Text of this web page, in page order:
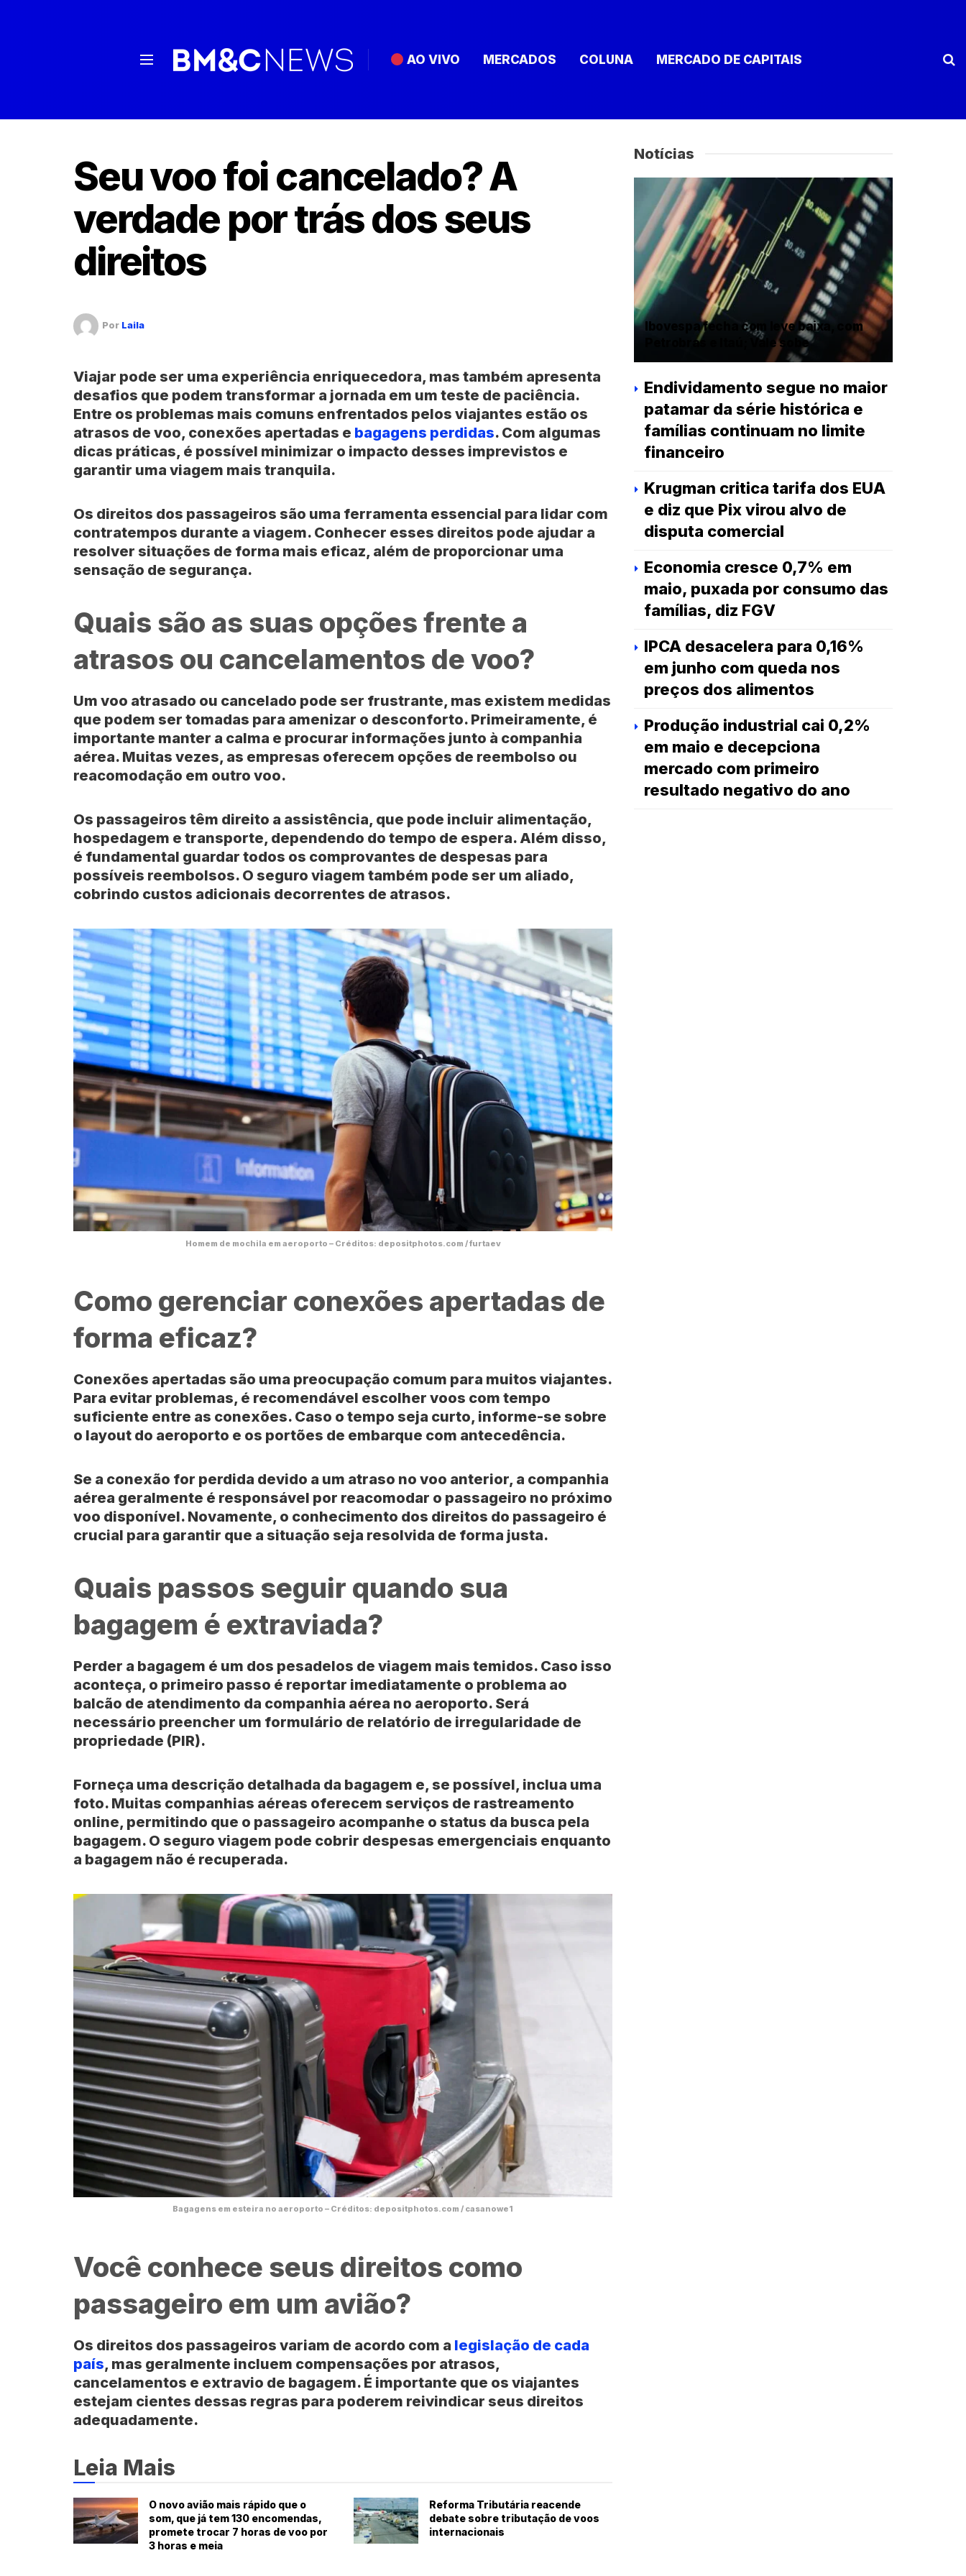
AO VIVO MERCADOS COLUNA MERCADO DE CAPITAIS
Seu voo foi cancelado? A
verdade por trás dos seus
direitos
Por Laila
Viajar pode ser uma experiência enriquecedora, mas também apresenta
desafios que podem transformar a jornada em um teste de paciência.
Entre os problemas mais comuns enfrentados pelos viajantes estão os
atrasos de voo, conexões apertadas e bagagens perdidas. Com algumas
dicas práticas, é possível minimizar o impacto desses imprevistos e
garantir uma viagem mais tranquila.
Os direitos dos passageiros são uma ferramenta essencial para lidar com
contratempos durante a viagem. Conhecer esses direitos pode ajudar a
resolver situações de forma mais eficaz, além de proporcionar uma
sensação de segurança.
Quais são as suas opções frente a
atrasos ou cancelamentos de voo?
Um voo atrasado ou cancelado pode ser frustrante, mas existem medidas
que podem ser tomadas para amenizar o desconforto. Primeiramente, é
importante manter a calma e procurar informações junto à companhia
aérea. Muitas vezes, as empresas oferecem opções de reembolso ou
reacomodação em outro voo.
Os passageiros têm direito a assistência, que pode incluir alimentação,
hospedagem e transporte, dependendo do tempo de espera. Além disso,
é fundamental guardar todos os comprovantes de despesas para
possíveis reembolsos. O seguro viagem também pode ser um aliado,
cobrindo custos adicionais decorrentes de atrasos.
Homem de mochila em aeroporto – Créditos: depositphotos.com / furtaev
Como gerenciar conexões apertadas de
forma eficaz?
Conexões apertadas são uma preocupação comum para muitos viajantes.
Para evitar problemas, é recomendável escolher voos com tempo
suficiente entre as conexões. Caso o tempo seja curto, informe-se sobre
o layout do aeroporto e os portões de embarque com antecedência.
Se a conexão for perdida devido a um atraso no voo anterior, a companhia
aérea geralmente é responsável por reacomodar o passageiro no próximo
voo disponível. Novamente, o conhecimento dos direitos do passageiro é
crucial para garantir que a situação seja resolvida de forma justa.
Quais passos seguir quando sua
bagagem é extraviada?
Perder a bagagem é um dos pesadelos de viagem mais temidos. Caso isso
aconteça, o primeiro passo é reportar imediatamente o problema ao
balcão de atendimento da companhia aérea no aeroporto. Será
necessário preencher um formulário de relatório de irregularidade de
propriedade (PIR).
Forneça uma descrição detalhada da bagagem e, se possível, inclua uma
foto. Muitas companhias aéreas oferecem serviços de rastreamento
online, permitindo que o passageiro acompanhe o status da busca pela
bagagem. O seguro viagem pode cobrir despesas emergenciais enquanto
a bagagem não é recuperada.
Bagagens em esteira no aeroporto – Créditos: depositphotos.com / casanowe1
Você conhece seus direitos como
passageiro em um avião?
Os direitos dos passageiros variam de acordo com a legislação de cada
país, mas geralmente incluem compensações por atrasos,
cancelamentos e extravio de bagagem. É importante que os viajantes
estejam cientes dessas regras para poderem reivindicar seus direitos
adequadamente.
Leia Mais
O novo avião mais rápido que o
som, que já tem 130 encomendas,
promete trocar 7 horas de voo por
3 horas e meia
Reforma Tributária reacende
debate sobre tributação de voos
internacionais
Notícias
Ibovespa fecha com leve baixa, com
Petrobras e Itaú; Vale sobe
Endividamento segue no maior
patamar da série histórica e
famílias continuam no limite
financeiro
Krugman critica tarifa dos EUA
e diz que Pix virou alvo de
disputa comercial
Economia cresce 0,7% em
maio, puxada por consumo das
famílias, diz FGV
IPCA desacelera para 0,16%
em junho com queda nos
preços dos alimentos
Produção industrial cai 0,2%
em maio e decepciona
mercado com primeiro
resultado negativo do ano